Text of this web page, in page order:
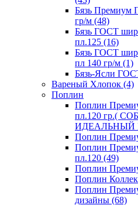
Бязь Премиум
гр/м (48)
Бязь ГОСТ
пл.125 (16)
Бязь ГОСТ
пл 140 гр/м (1)
Бязь-Ясли
Вареный Хлопок (4)
Поплин
Поплин
пл.120 гр.(
ИДЕАЛЬНЫЙ
Поплин
Поплин
пл.120 (49)
Поплин
Поплин
Поплин
дизайны (68)